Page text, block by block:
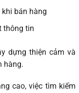
bán hàng
thông tin
dựng thiện cảm và
hàng.
cao, việc tìm kiếm